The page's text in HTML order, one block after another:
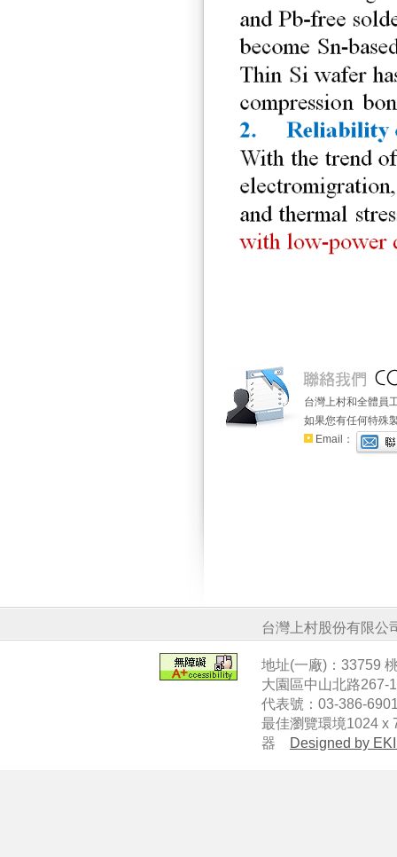
台灣上村和全體員
如果您有任何特殊
Email：
台灣上村股份有
地址(一廠)：33759
大園區中山北路267-
代表號：03-386-
最佳瀏覽環境1024 x
器 Designed by